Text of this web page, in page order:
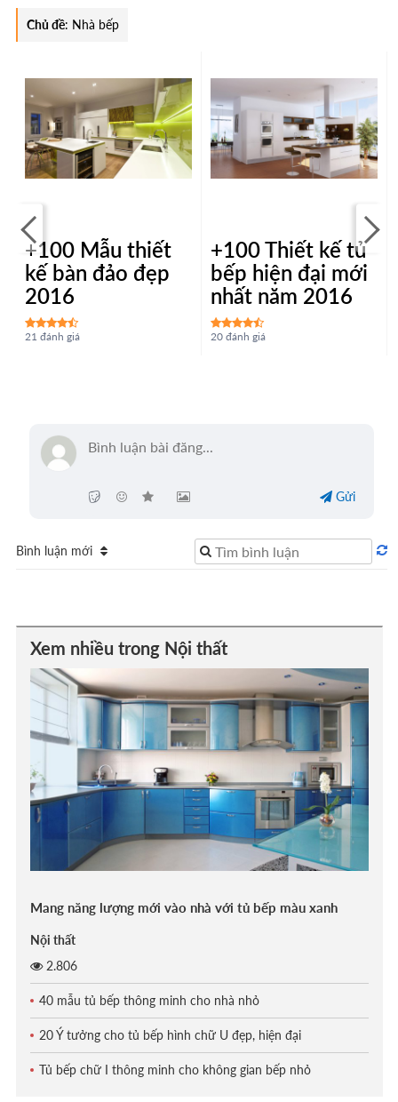
Chủ đề: Nhà bếp
+100 Mẫu thiết
kế bàn đảo đẹp
2016
21 đánh giá
+100 Thiết kế tủ
bếp hiện đại mới
nhất năm 2016
20 đánh giá
Gửi
Bình luận mới
Xem nhiều trong Nội thất
Mang năng lượng mới vào nhà với tủ bếp màu xanh
Nội thất
2.806
40 mẫu tủ bếp thông minh cho nhà nhỏ
20 Ý tưởng cho tủ bếp hình chữ U đẹp, hiện đại
Tủ bếp chữ I thông minh cho không gian bếp nhỏ